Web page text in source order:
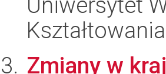
Zmiany w